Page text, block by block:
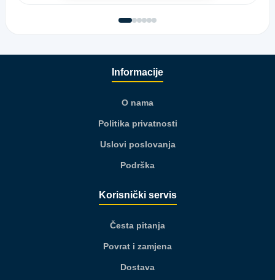
Informacije
O nama
Politika privatnosti
Uslovi poslovanja
Podrška
Korisnički servis
Česta pitanja
Povrat i zamjena
Dostava